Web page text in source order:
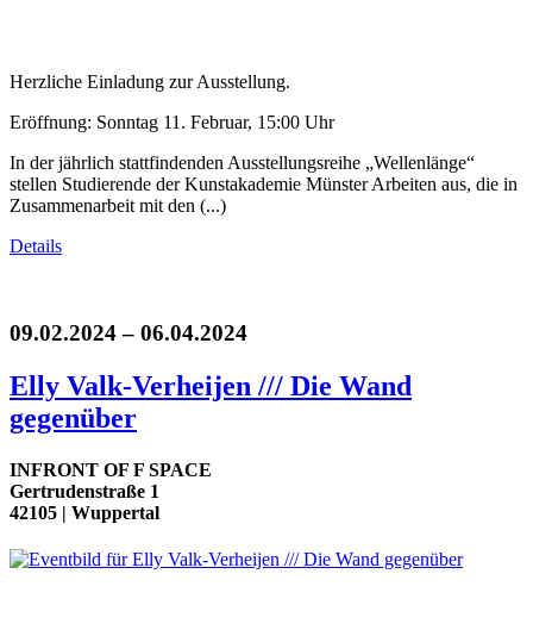
Herzliche Einladung zur Ausstellung.
Eröffnung: Sonntag 11. Februar, 15:00 Uhr
In der jährlich stattfindenden Ausstellungsreihe „Wellenlänge“
stellen Studierende der Kunstakademie Münster Arbeiten aus, die in
Zusammenarbeit mit den (...)
Details
09.02.2024 – 06.04.2024
Elly Valk-Verheijen /// Die Wand
gegenüber
INFRONT OF F SPACE
Gertrudenstraße 1
42105 | Wuppertal